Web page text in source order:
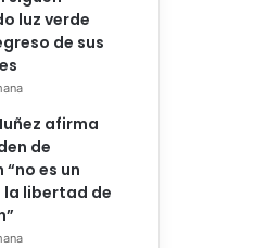
luz verde
de sus
afirma
de
es un
la libertad de